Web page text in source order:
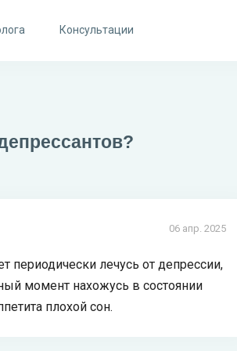
Консультации
06 апр. 2025
периодически лечусь от депрессии,
момент нахожусь в состоянии
плохой сон.